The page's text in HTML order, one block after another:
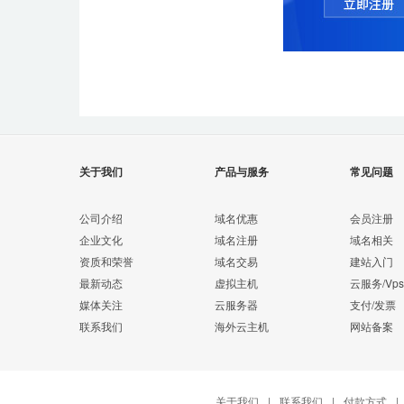
关于我们
公司介绍
企业文化
资质和荣誉
最新动态
媒体关注
联系我们
产品与服务
域名优惠
域名注册
域名交易
虚拟主机
云服务器
海外云主机
常见问题
会员注册
域名相关
建站入门
云服务/Vps
支付/发票
网站备案
关于我们 | 联系我们 | 付款方式 |